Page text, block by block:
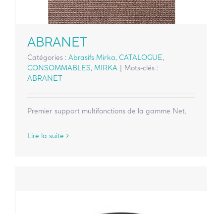
ABRANET
Catégories : Abrasifs Mirka, CATALOGUE,
CONSOMMABLES, MIRKA | Mots-clés :
ABRANET
Premier support multifonctions de la gamme Net.
Lire la suite